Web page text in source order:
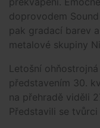
doprovodem
pak gradací barev
metalové skupiny
Letošní
představením 30.
na přehradě viděli
Představili se